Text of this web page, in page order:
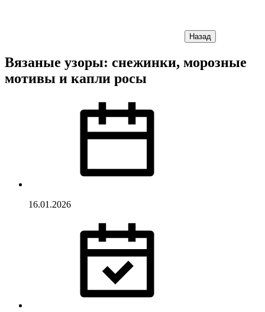
Назад
Вязаные узоры: снежинки, морозные
мотивы и капли росы
16.01.2026